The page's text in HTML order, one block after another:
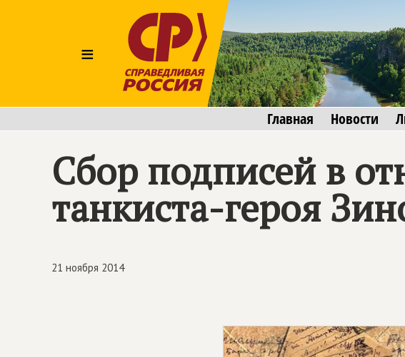
≡
Главная Новости
Сбор подписей в
танкиста-героя
21 ноября 2014